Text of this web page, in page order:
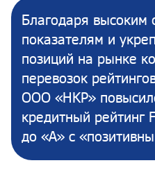
Благодаря высоким
показателям и
позиций на рынке
перевозок
ООО «НКР»
кредитный рейтинг
до «A» с